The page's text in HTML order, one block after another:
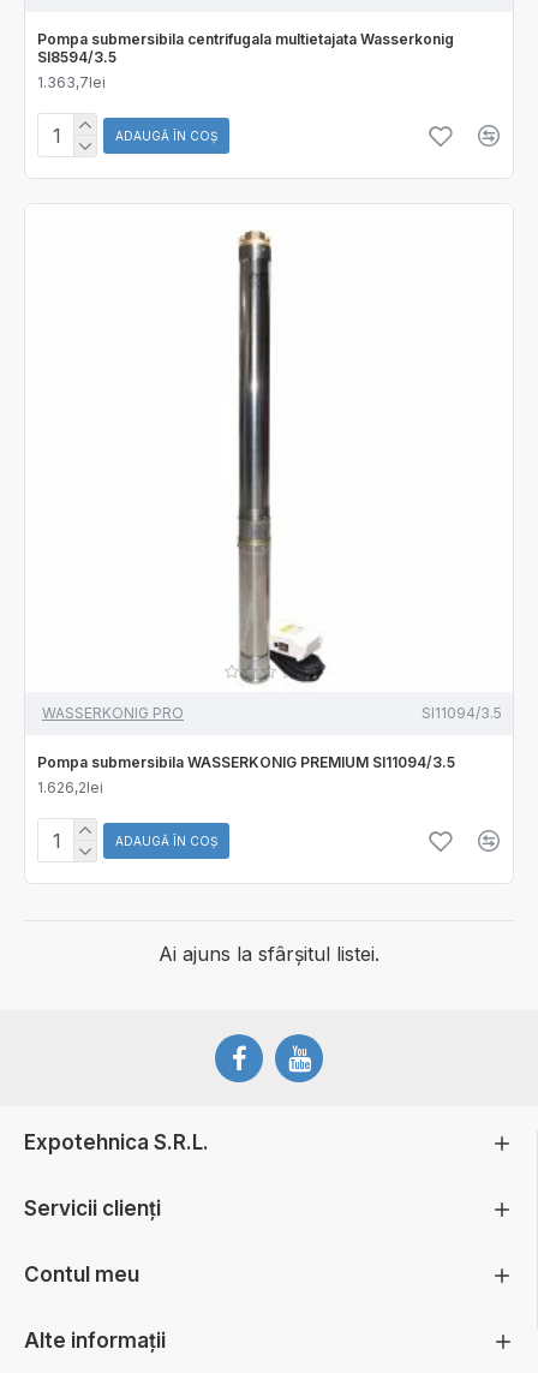
Pompa submersibila centrifugala multietajata Wasserkonig
SI8594/3.5
1.363,7lei
ADAUGĂ ÎN COŞ
WASSERKONIG PRO SI11094/3.5
Pompa submersibila WASSERKONIG PREMIUM SI11094/3.5
1.626,2lei
ADAUGĂ ÎN COŞ
Ai ajuns la sfârșitul listei.
Expotehnica S.R.L.
Servicii clienți
Contul meu
Alte informații